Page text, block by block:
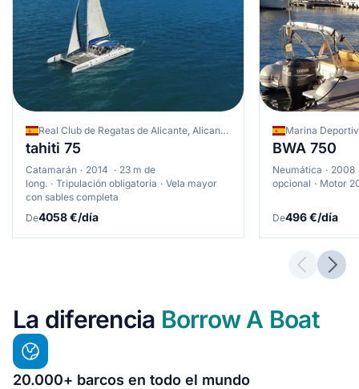
Real Club de Regatas de Alicante, Alicante, España
tahiti 75
Catamarán 2014
23 m de
long.
Tripulación obligatoria
Vela mayor
con sables completa
De4058 €/día
BWA 750
Neumática
2008
opcional
Motor
De496 €/día
La diferencia Borrow A Boat
20.000+ barcos en todo el mundo